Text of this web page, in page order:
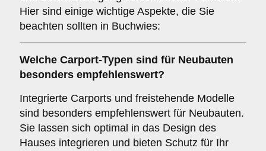
Hier sind einige wichtige Aspekte, die Sie
beachten sollten in Buchwies:
Welche Carport-Typen sind für Neubauten
besonders empfehlenswert?
Integrierte Carports und freistehende Modelle
sind besonders empfehlenswert für Neubauten.
Sie lassen sich optimal in das Design des
Hauses integrieren und bieten Schutz für Ihr